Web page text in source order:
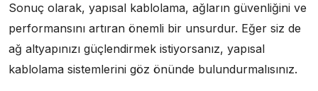
Sonuç olarak, yapısal kablolama, ağların güvenliğini ve
performansını artıran önemli bir unsurdur. Eğer siz de
ağ altyapınızı güçlendirmek istiyorsanız, yapısal
kablolama sistemlerini göz önünde bulundurmalısınız.